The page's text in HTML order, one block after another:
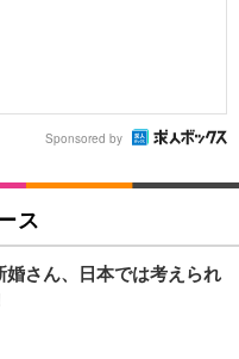
Sponsored by
ス
さん、日本では考えられ